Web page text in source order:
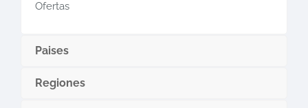
Ofertas
Paises
Regiones